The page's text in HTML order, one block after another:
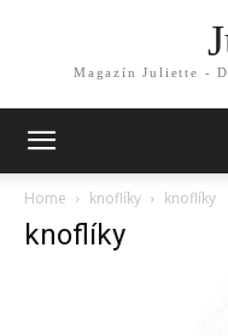
Magazín Juliette -
Home knoflíky knoflíky
knoflíky